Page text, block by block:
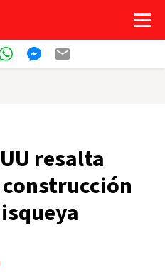
resalta